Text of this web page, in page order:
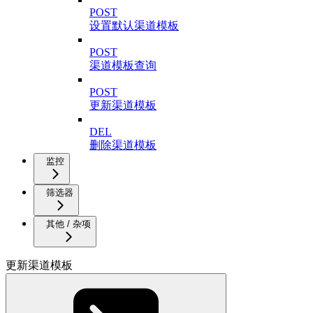
POST
设置默认渠道模板
POST
渠道模板查询
POST
更新渠道模板
DEL
删除渠道模板
监控
筛选器
其他 / 杂项
更新渠道模板